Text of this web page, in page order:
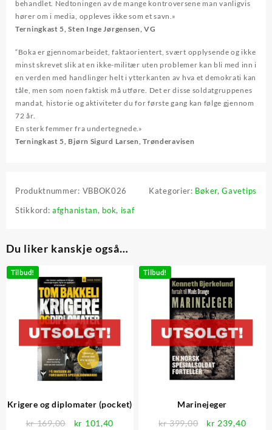
behandlet. Nedtoningen av de mange kontroversene man vanligvis
hører om i media, oppleves ikke som et savn.»
Terningkast 5, Sten Inge Jørgensen,VG
“Boka er gjennomarbeidet, faktaorientert, svært opplysende og ikke
minst skrevet slik at en ikke-militær uten problemer kan bli med inn i
en verden med handlinger helt i ytterkanten av hva et demokrati kan
tåle, men som noen faktisk må utføre. Det er disse soldatgruppenes
mandat, historie og aktiviteter du for første gang kan følge gjennom
72 år.
En sterk femmer fra undertegnede.»
Terningkast 5, Bjørn Sigurd Larsen,Trønderavisen
Produktnummer: VBBOK026 Kategorier: Bøker,Gavetips
Stikkord:afghanistan, bok, isaf
Du liker kanskje også…
Tilbud!
Krigere og diplomater (pocket)
kr169,00
Opprinnelig
kr 101,40 Nåværende
Tilbud!
Marinejeger
kr399,00
Opprinnelig
kr 239,40